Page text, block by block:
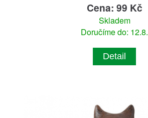
Cena: 99 Kč
Skladem
Doručíme do: 12.8.
Detail